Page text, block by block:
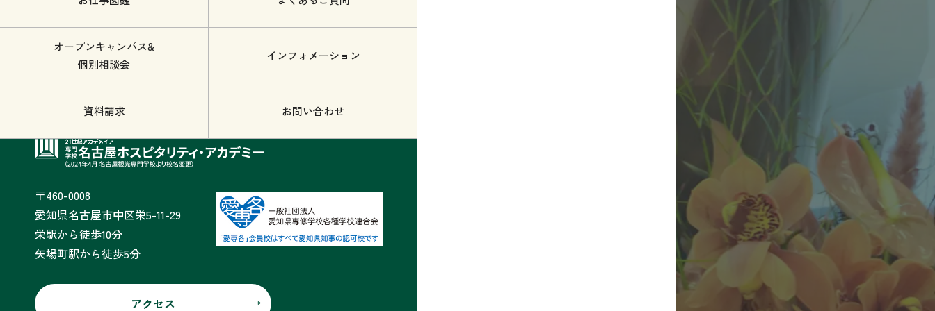
オープンキャンパス&
個別相談会
インフォメーション
資料請求 お問い合わせ
〒460-0008
愛知県名古屋市中区栄5-11-29
栄駅から徒歩10分
矢場町駅から徒歩5分
アクセス